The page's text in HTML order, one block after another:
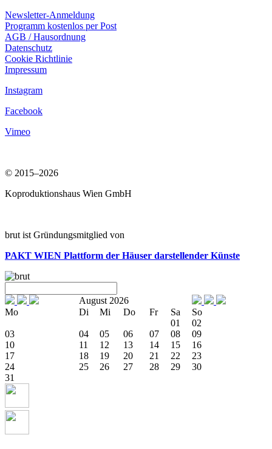
Newsletter-Anmeldung
Programm kostenlos per Post
AGB / Hausordnung
Datenschutz
Cookie Richtlinie
Impressum
Instagram
Facebook
Vimeo
© 2015–2026
Koproduktionshaus Wien GmbH
brut ist Gründungsmitglied von
PAKT WIEN Plattform der Häuser darstellender Künste
August 2026
Mo
Di Mi Do Fr Sa
So
01
02
03
04 05 06 07 08
09
10
11 12 13 14 15
16
17
18 19 20 21 22
23
24
25 26 27 28 29
30
31